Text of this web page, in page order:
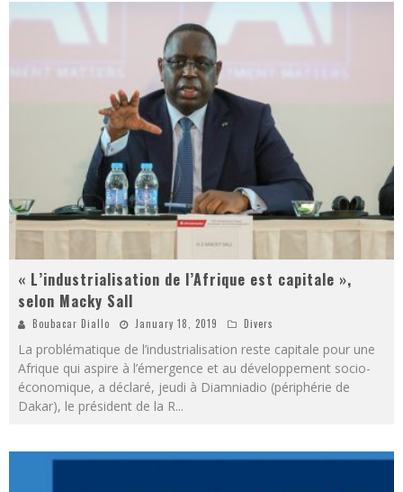
« L’industrialisation de l’Afrique est capitale »,
selon Macky Sall
Boubacar Diallo January 18, 2019 Divers
La problématique de l’industrialisation reste capitale pour une
Afrique qui aspire à l’émergence et au développement socio-
économique, a déclaré, jeudi à Diamniadio (périphérie de
Dakar), le président de la R...